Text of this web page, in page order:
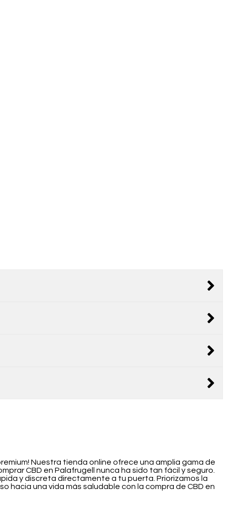
Nuestra tienda online ofrece una amplia gama de
CBD en Palafrugell nunca ha sido tan fácil y seguro.
y discreta directamente a tu puerta. Priorizamos la
hacia una vida más saludable con la compra de CBD en